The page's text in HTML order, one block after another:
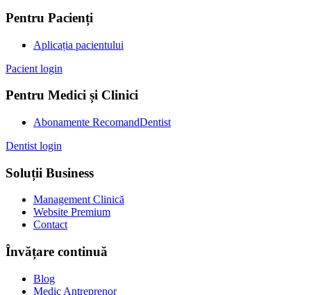
Pentru Pacienți
Aplicația pacientului
Pacient login
Pentru Medici și Clinici
Abonamente RecomandDentist
Dentist login
Soluții Business
Management Clinică
Website Premium
Contact
Învățare continuă
Blog
Medic Antreprenor